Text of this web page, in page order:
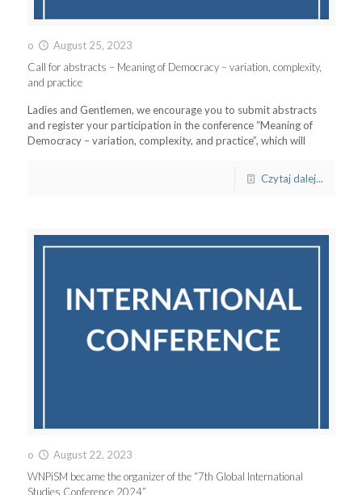
o
August 25, 2023
Call for abstracts – Meaning of Democracy – variation, complexity,
and practice
Ladies and Gentlemen, we encourage you to submit abstracts
and register your participation in the conference “Meaning of
Democracy – variation, complexity, and practice”, which will
Czytaj dalej...
o
August 22, 2023
WNPiSM became the organizer of the “7th Global International
Studies Conference 2024”